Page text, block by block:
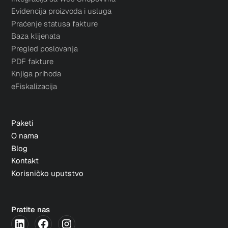
Evidencija proizvoda i usluga
Praćenje statusa fakture
Baza klijenata
Pregled poslovanja
PDF fakture
Knjiga prihoda
eFiskalizacija
Paketi
O nama
Blog
Kontakt
Korisničko uputstvo
Pratite nas